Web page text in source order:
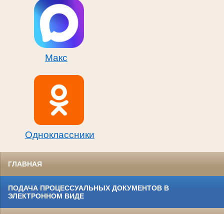
Макс
Одноклассники
ГЛАВНАЯ
ПОДАЧА ПРОЦЕССУАЛЬНЫХ ДОКУМЕНТОВ В
ЭЛЕКТРОННОМ ВИДЕ